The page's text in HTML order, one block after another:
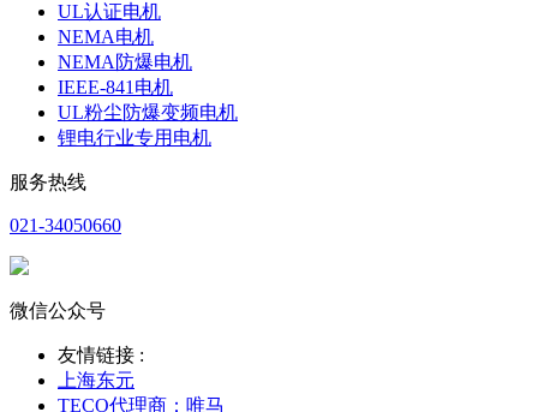
UL认证电机
NEMA电机
NEMA防爆电机
IEEE-841电机
UL粉尘防爆变频电机
锂电行业专用电机
服务热线
021-34050660
微信公众号
友情链接 :
上海东元
TECO代理商：唯马